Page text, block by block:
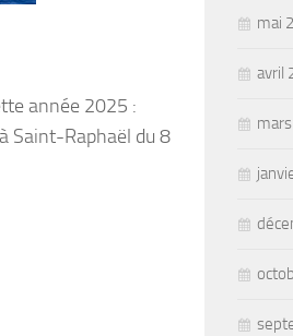
année 2025 :
Saint-Raphaël du 8
mai
avril